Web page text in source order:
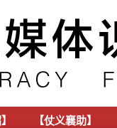
【仗义襄助】